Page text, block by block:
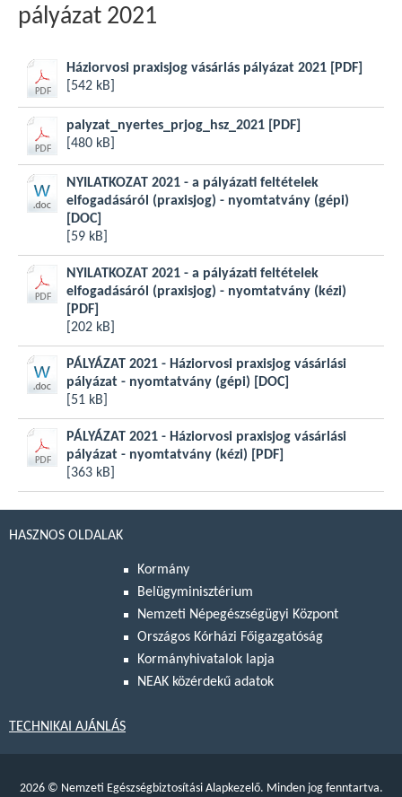
pályázat 2021
Háziorvosi praxisjog vásárlás pályázat 2021
[PDF]
[542 kB]
palyzat_nyertes_prjog_hsz_2021
[PDF]
[480 kB]
NYILATKOZAT 2021 - a pályázati feltételek
elfogadásáról (praxisjog) - nyomtatvány (gépi)
[DOC]
[59 kB]
NYILATKOZAT 2021 - a pályázati feltételek
elfogadásáról (praxisjog) - nyomtatvány (kézi)
[PDF]
[202 kB]
PÁLYÁZAT 2021 - Háziorvosi praxisjog vásárlási
pályázat - nyomtatvány (gépi)
[DOC]
[51 kB]
PÁLYÁZAT 2021 - Háziorvosi praxisjog vásárlási
pályázat - nyomtatvány (kézi)
[PDF]
[363 kB]
HASZNOS OLDALAK
Kormány
Belügyminisztérium
Nemzeti Népegészségügyi Központ
Országos Kórházi Főigazgatóság
Kormányhivatalok lapja
NEAK közérdekű adatok
TECHNIKAI AJÁNLÁS
2026 © Nemzeti Egészségbiztosítási Alapkezelő. Minden jog fenntartva.